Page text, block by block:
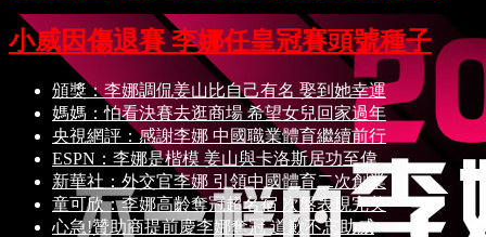
小威因傷退賽 李娜任皇冠賽頭號種子
頒獎：李娜調侃姜山比自己有名 娶到她幸運
媽媽：怕看決賽去逛商場 希望女兒回家過年
央視網評：感謝李娜 中國職業體育繼續前行
ESPN：李娜是楷模 姜山與卡洛斯居功至偉
新華社：外交官李娜 引領中國體育二次創業
童可欣：李娜高齡奪冠超名宿 次盤表現完美
心急!贊助商提前慶李娜奪冠 道歉不忘助威